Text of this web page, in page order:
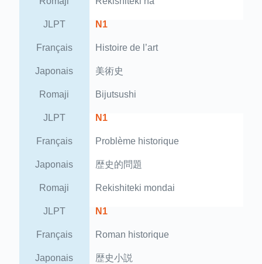
JLPT N1
Français Histoire de l’art
Japonais 美術史
Romaji Bijutsushi
JLPT N1
Français Problème historique
Japonais 歴史的問題
Romaji Rekishiteki mondai
JLPT N1
Français Roman historique
Japonais 歴史小説